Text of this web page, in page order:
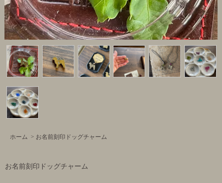
ホーム > お名前刻印ドッグチャーム
お名前刻印ドッグチャーム